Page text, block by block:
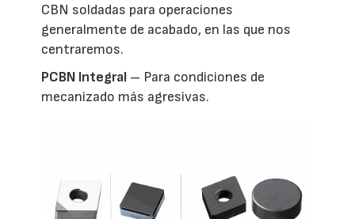
CBN soldadas para operaciones
generalmente de acabado, en las que nos
centraremos.
PCBN Integral – Para condiciones de
mecanizado más agresivas.